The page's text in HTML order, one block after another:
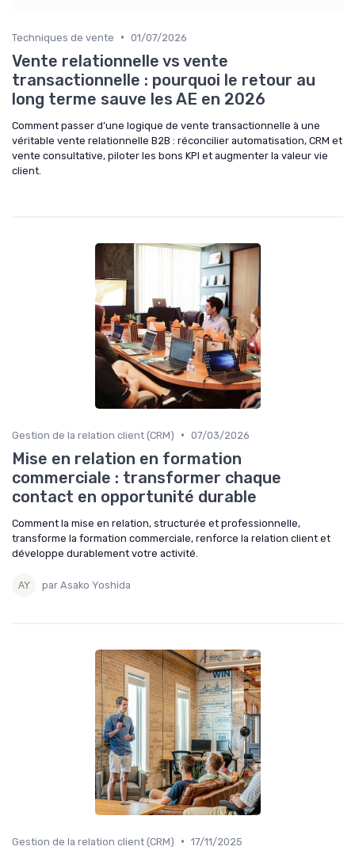
Techniques de vente • 01/07/2026
Vente relationnelle vs vente
transactionnelle : pourquoi le retour au
long terme sauve les AE en 2026
Comment passer d’une logique de vente transactionnelle à une
véritable vente relationnelle B2B : réconcilier automatisation, CRM et
vente consultative, piloter les bons KPI et augmenter la valeur vie
client.
Gestion de la relation client (CRM) • 07/03/2026
Mise en relation en formation
commerciale : transformer chaque
contact en opportunité durable
Comment la mise en relation, structurée et professionnelle,
transforme la formation commerciale, renforce la relation client et
développe durablement votre activité.
par Asako Yoshida
Gestion de la relation client (CRM) • 17/11/2025